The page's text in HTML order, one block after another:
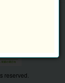
reserved.